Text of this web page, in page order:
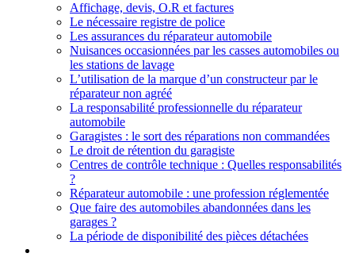
Affichage, devis, O.R et factures
Le nécessaire registre de police
Les assurances du réparateur automobile
Nuisances occasionnées par les casses automobiles ou
les stations de lavage
L’utilisation de la marque d’un constructeur par le
réparateur non agréé
La responsabilité professionnelle du réparateur
automobile
Garagistes : le sort des réparations non commandées
Le droit de rétention du garagiste
Centres de contrôle technique : Quelles responsabilités
?
Réparateur automobile : une profession réglementée
Que faire des automobiles abandonnées dans les
garages ?
La période de disponibilité des pièces détachées